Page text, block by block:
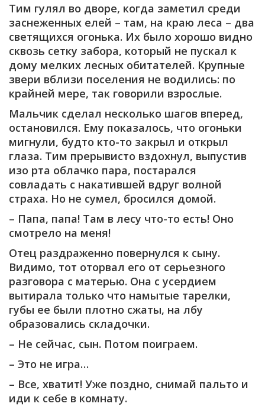
Тим гулял во дворе, когда заметил среди
заснеженных елей – там, на краю леса – два
светящихся огонька. Их было хорошо видно
сквозь сетку забора, который не пускал к
дому мелких лесных обитателей. Крупные
звери вблизи поселения не водились: по
крайней мере, так говорили взрослые.
Мальчик сделал несколько шагов вперед,
остановился. Ему показалось, что огоньки
мигнули, будто кто-то закрыл и открыл
глаза. Тим прерывисто вздохнул, выпустив
изо рта облачко пара, постарался
совладать с накатившей вдруг волной
страха. Но не сумел, бросился домой.
– Папа, папа! Там в лесу что-то есть! Оно
смотрело на меня!
Отец раздраженно повернулся к сыну.
Видимо, тот оторвал его от серьезного
разговора с матерью. Она с усердием
вытирала только что намытые тарелки,
губы ее были плотно сжаты, на лбу
образовались складочки.
– Не сейчас, сын. Потом поиграем.
– Это не игра…
– Все, хватит! Уже поздно, снимай пальто и
иди к себе в комнату.